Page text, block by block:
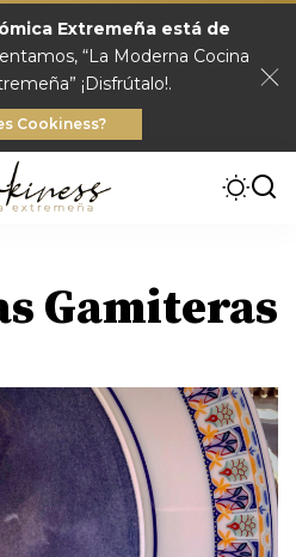
Extremeña está de
“La Moderna Cocina
¡Disfrútalo!.
Cookiness?
Gamiteras